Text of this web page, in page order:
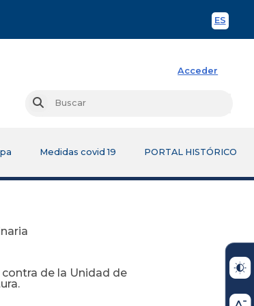
ES
Acceder
Buscar
Medidas covid 19 PORTAL HISTÓRICO
de la Unidad de